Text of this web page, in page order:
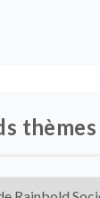
thèmes